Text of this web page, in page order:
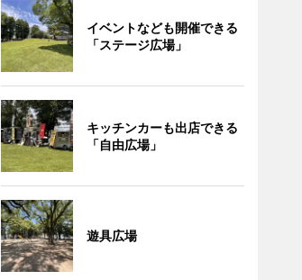
イベントなども開催できる
「ステージ広場」
キッチンカーも出店できる
「自由広場」
遊具広場